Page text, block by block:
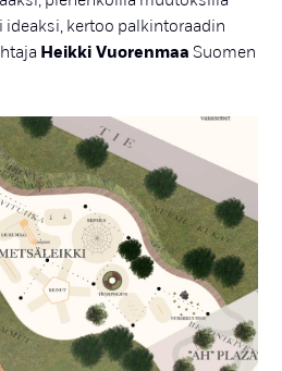
kertoo palkintoraadin
Heikki Vuorenmaa Suomen